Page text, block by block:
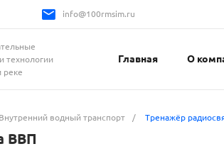
info@100rmsim.ru
технологии
реке
Главная О
Внутренний водный транспорт / Тренажёр
ВВП